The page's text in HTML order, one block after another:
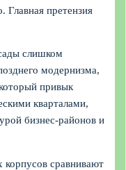
Главная претензия
слишком
модернизма,
привык
кварталами,
бизнес-районов и
сравнивают